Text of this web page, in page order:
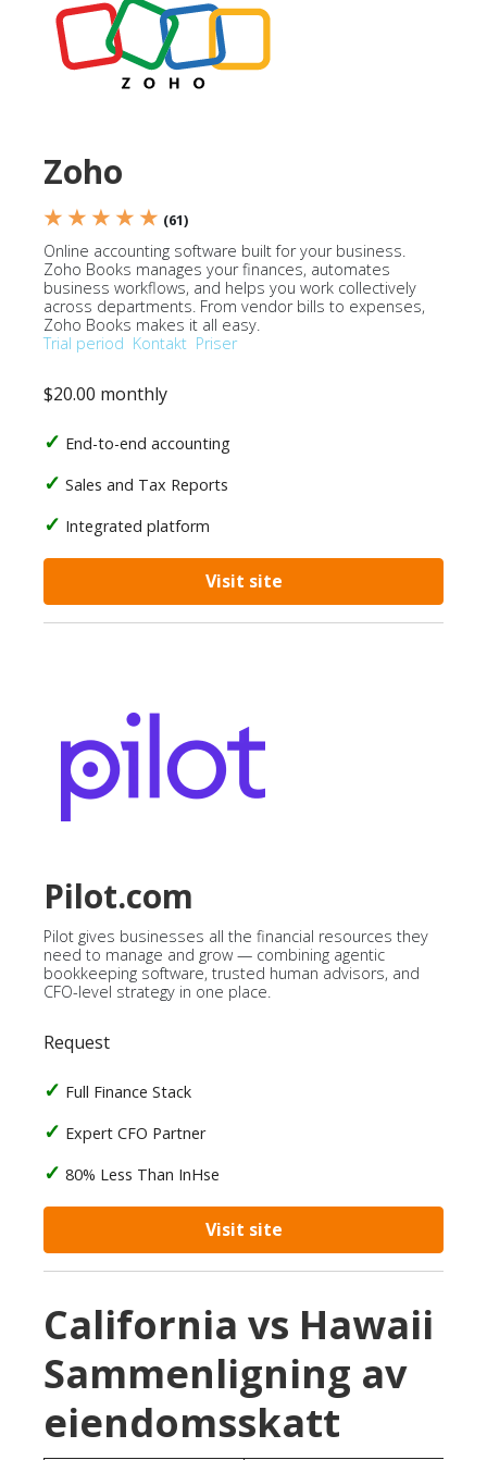
Zoho
★ ★ ★ ★ ★ (61)
Online accounting software built for your business.
Zoho Books manages your finances, automates
business workflows, and helps you work collectively
across departments. From vendor bills to expenses,
Zoho Books makes it all easy.
Trial period Kontakt Priser
$20.00 monthly
End-to-end accounting
Sales and Tax Reports
Integrated platform
Visit site
Pilot.com
Pilot gives businesses all the financial resources they
need to manage and grow — combining agentic
bookkeeping software, trusted human advisors, and
CFO-level strategy in one place.
Request
Full Finance Stack
Expert CFO Partner
80% Less Than InHse
Visit site
California vs Hawaii
Sammenligning av
eiendomsskatt